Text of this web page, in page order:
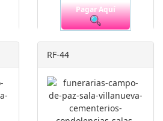
Pagar Aquí
RF-44